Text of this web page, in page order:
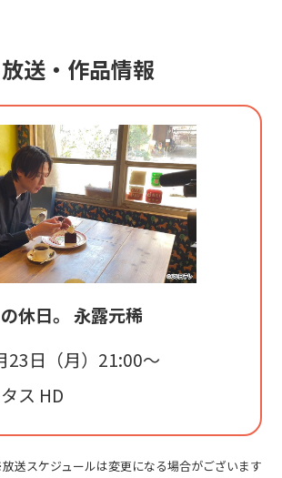
放送・作品情報
休日。 永露元稀
23日（月）21:00〜
ス HD
送スケジュールは変更になる場合がございます